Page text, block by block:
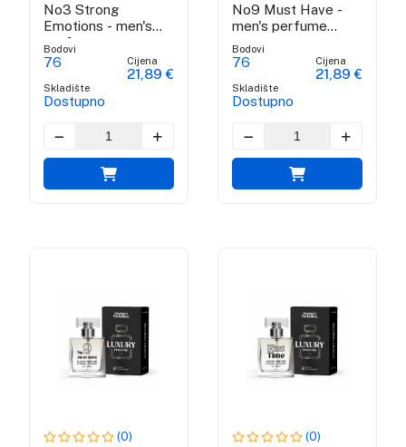
No3 Strong
Emotions - men's
perfume water
Bodovi
76
Skladište
Dostupno
Cijena
21,89 €
No9 Must Have -
men's perfume
water
Bodovi
76
Skladište
Dostupno
Cijena
21,89 €
(0) (0)